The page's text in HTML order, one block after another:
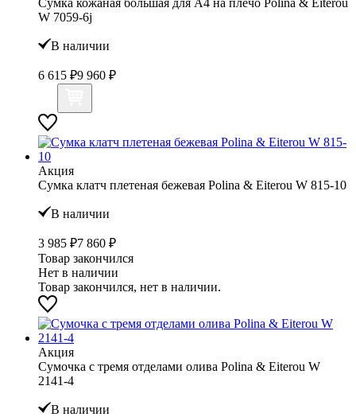
W 7059-6j
В наличии
6 615 ₽9 960 ₽
Акция
Сумка клатч плетеная бежевая Polina & Eiterou W 815-10
В наличии
3 985 ₽7 860 ₽
Товар закончился
Нет в наличии
Товар закончился, нет в наличии.
Акция
Сумочка с тремя отделами олива Polina & Eiterou W
2141-4
В наличии